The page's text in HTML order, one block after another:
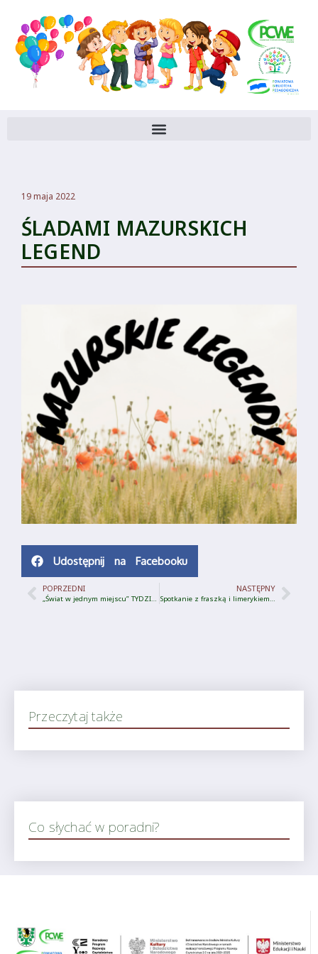
19 maja 2022
ŚLADAMI MAZURSKICH
LEGEND
Udostępnij na Facebooku
POPRZEDNI
„Świat w jednym miejscu” TYDZIEŃ BIBLIOTEK 2022
NASTĘPNY
Spotkanie z fraszką i limerykiem Mistrza Wacława z Białolasu
Przeczytaj także
Co słychać w poradni?